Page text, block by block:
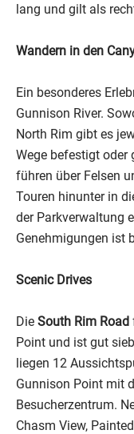
lang und gilt als
Wandern in den
Ein besonderes
Gunnison River.
North Rim gibt es
Wege befestigt oder
führen über Felsen
Touren hinunter in
der Parkverwaltung
Genehmigungen ist
Scenic Drives
Die South Rim Road
Point und ist gut
liegen 12
Gunnison Point mit
Besucherzentrum.
Chasm View,